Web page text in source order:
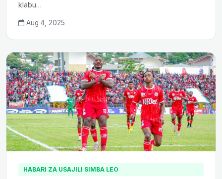
klabu…
Aug 4, 2025
HABARI ZA USAJILI SIMBA LEO